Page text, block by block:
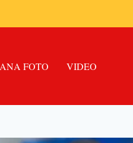
FOTO VIDEO